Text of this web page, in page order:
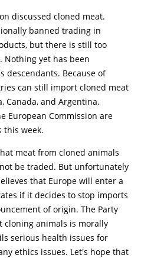
discussed cloned meat.
banned trading in
but there is still too
Nothing yet has been
descendants. Because of
can still import cloned meat
Canada, and Argentina.
European Commission are
this week.
meat from cloned animals
be traded. But unfortunately
that Europe will enter a
if it decides to stop imports
of origin. The Party
cloning animals is morally
serious health issues for
ethics issues. Let's hope that